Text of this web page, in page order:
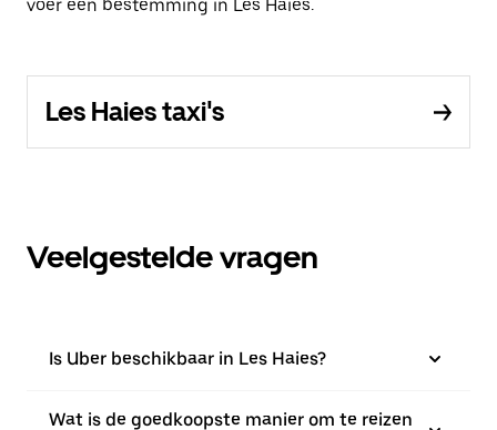
voer een bestemming in Les Haies.
Les Haies taxi's
Veelgestelde vragen
Is Uber beschikbaar in Les Haies?
Wat is de goedkoopste manier om te reizen